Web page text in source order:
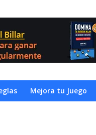
Mejora tu Juego